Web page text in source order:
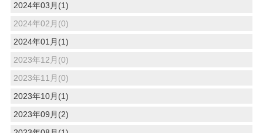
2024年03月(1)
2024年02月(0)
2024年01月(1)
2023年12月(0)
2023年11月(0)
2023年10月(1)
2023年09月(2)